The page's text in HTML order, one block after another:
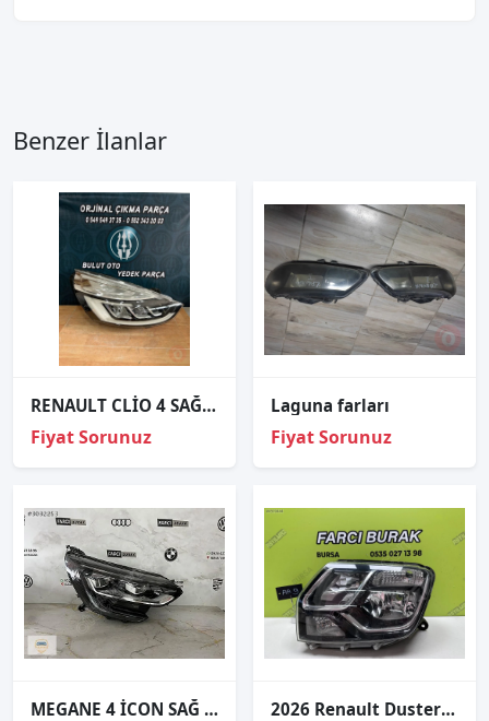
Benzer İlanlar
RENAULT CLİO 4 SAĞ ÖN FAR FULL LED ÇIKMA ORJİNAL
Fiyat Sorunuz
Laguna farları
Fiyat Sorunuz
MEGANE 4 İCON SAĞ FAR ORJİNAL 2026 Renault Duster Sol Far 260608209R